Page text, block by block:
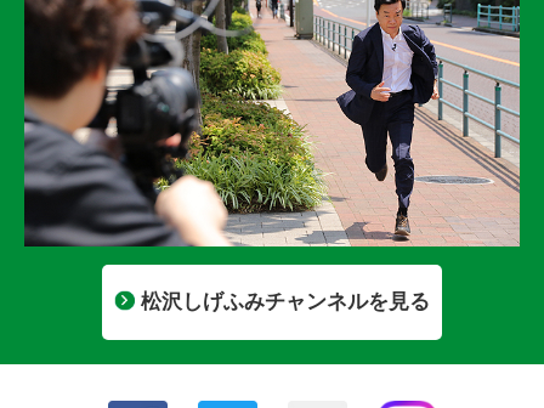
松沢しげふみチャンネルを見る